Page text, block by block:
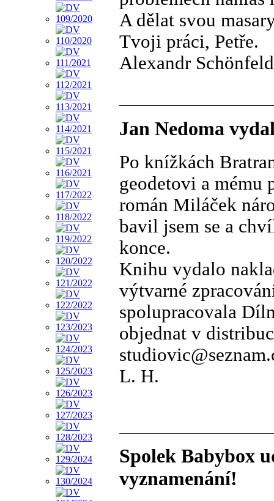
A dělat svou
Tvoji práci, Petře.
Alexandr Schönfeld
Jan Nedoma
Po knížkách
geodetovi a mému
román Miláček
bavil jsem se a
konce.
Knihu vydalo
výtvarné
spolupracovala
objednat v
L. H.
Spolek Babybox
vyznamenání!